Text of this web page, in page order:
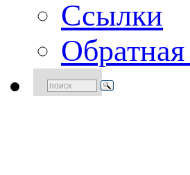
Ссылки
Обратная